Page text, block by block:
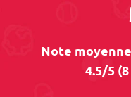
Note
4.5/5